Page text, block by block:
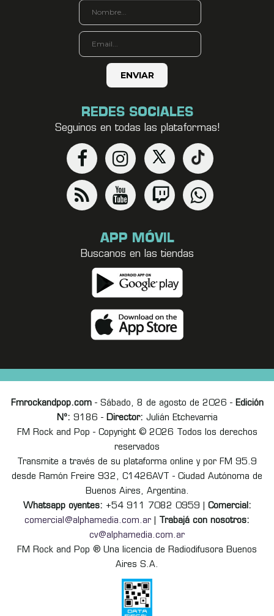
REDES SOCIALES
Seguinos en todas las plataformas!
APP MÓVIL
Buscanos en las tiendas
Fmrockandpop.com- Sábado, 8 de agosto de 2026 - Edición
Nº: 9186 - Director: Julián Etchevarria
FM Rock and Pop - Copyright © 2026 Todos los derechos
reservados
Transmite a través de su plataforma online y por FM 95.9
desde Ramón Freire 932, C1426AVT - Ciudad Autónoma de
Buenos Aires, Argentina.
Whatsapp oyentes: +54 911 7082 0959 | Comercial:
comercial@alphamedia.com.ar
Trabajá con nosotros:
cv@alphamedia.com.ar
FM Rock and Pop ® Una licencia de Radiodifusora Buenos
Aires S.A.